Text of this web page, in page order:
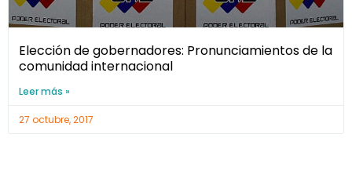
Elección de gobernadores: Pronunciamientos de la
comunidad internacional
Leer más »
27 octubre, 2017